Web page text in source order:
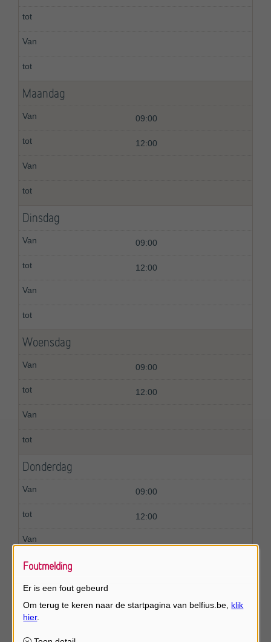
Maandag
09:00
12:00
Dinsdag
09:00
12:00
Woensdag
09:00
12:00
Donderdag
09:00
12:00
Vrijdag
Foutmelding
Er is een fout gebeurd